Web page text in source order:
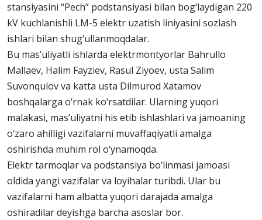
stansiyasini “Pech” podstansiyasi bilan bog‘laydigan 220
kV kuchlanishli LM-5 elektr uzatish liniyasini sozlash
ishlari bilan shug‘ullanmoqdalar.
Bu mas’uliyatli ishlarda elektrmontyorlar Bahrullo
Mallaev, Halim Fayziev, Rasul Ziyoev, usta Salim
Suvonqulov va katta usta Dilmurod Xatamov
boshqalarga o‘rnak ko‘rsatdilar. Ularning yuqori
malakasi, mas’uliyatni his etib ishlashlari va jamoaning
o‘zaro ahilligi vazifalarni muvaffaqiyatli amalga
oshirishda muhim rol o‘ynamoqda.
Elektr tarmoqlar va podstansiya bo‘linmasi jamoasi
oldida yangi vazifalar va loyihalar turibdi. Ular bu
vazifalarni ham albatta yuqori darajada amalga
oshiradilar deyishga barcha asoslar bor.